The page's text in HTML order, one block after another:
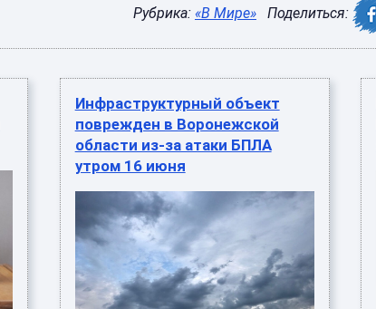
Рубрика: «В Мире» Поделиться:
Инфраструктурный объект
поврежден в Воронежской
области из-за атаки БПЛА
утром 16 июня